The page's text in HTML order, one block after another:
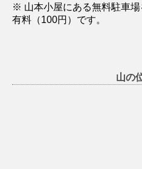
※ 山本小屋にある無料駐車
有料（100円）です。
山の